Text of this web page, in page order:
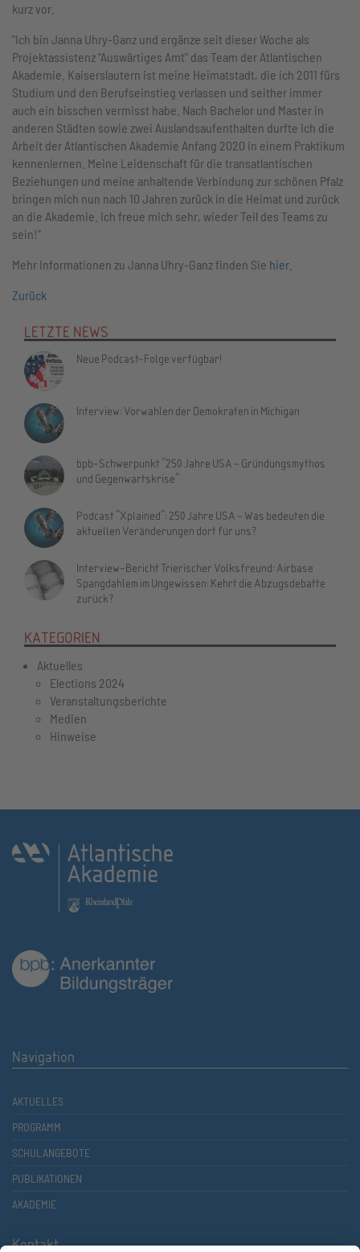
kurz vor.
"Ich bin Janna Uhry-Ganz und ergänze seit dieser Woche als
Projektassistenz "Auswärtiges Amt" das Team der Atlantischen
Akademie. Kaiserslautern ist meine Heimatstadt, die ich 2011 fürs
Studium und den Berufseinstieg verlassen und seither immer
auch ein bisschen vermisst habe. Nach Bachelor und Master in
anderen Städten sowie zwei Auslandsaufenthalten durfte ich die
Arbeit der Atlantischen Akademie Anfang 2020 in einem Praktikum
kennenlernen. Meine Leidenschaft für die transatlantischen
Beziehungen und meine anhaltende Verbindung zur schönen Pfalz
bringen mich nun nach 10 Jahren zurück in die Heimat und zurück
an die Akademie. Ich freue mich sehr, wieder Teil des Teams zu
sein!"
Mehr Informationen zu Janna Uhry-Ganz finden Sie hier
Zurück
LETZTE NEWS
Neue Podcast-Folge verfügbar!
Interview: Vorwahlen der Demokraten in Michigan
bpb-Schwerpunkt "250 Jahre USA – Gründungsmythos
und Gegenwartskrise"
Podcast "Xplained": 250 Jahre USA – Was bedeuten die
aktuellen Veränderungen dort für uns?
Interview-Bericht Trierischer Volksfreund: Airbase
Spangdahlem im Ungewissen: Kehrt die Abzugsdebatte
zurück?
KATEGORIEN
Aktuelles
Elections 2024
Veranstaltungsberichte
Medien
Hinweise
Navigation
AKTUELLES
PROGRAMM
SCHULANGEBOTE
PUBLIKATIONEN
AKADEMIE
Kontakt